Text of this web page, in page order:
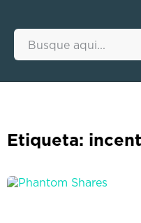
Etiqueta: